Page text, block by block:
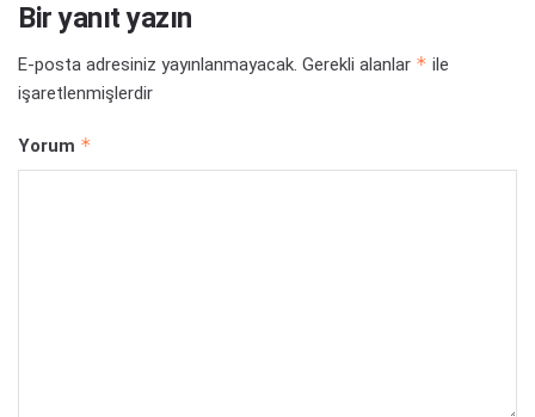
Bir yanıt yazın
E-posta adresiniz yayınlanmayacak. Gerekli alanlar * ile
işaretlenmişlerdir
Yorum *